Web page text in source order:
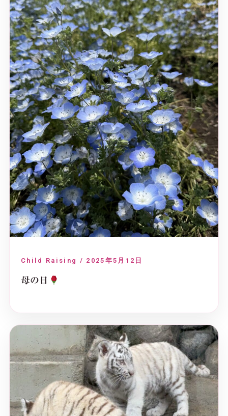
Child Raising / 2025年5月12日
母の日